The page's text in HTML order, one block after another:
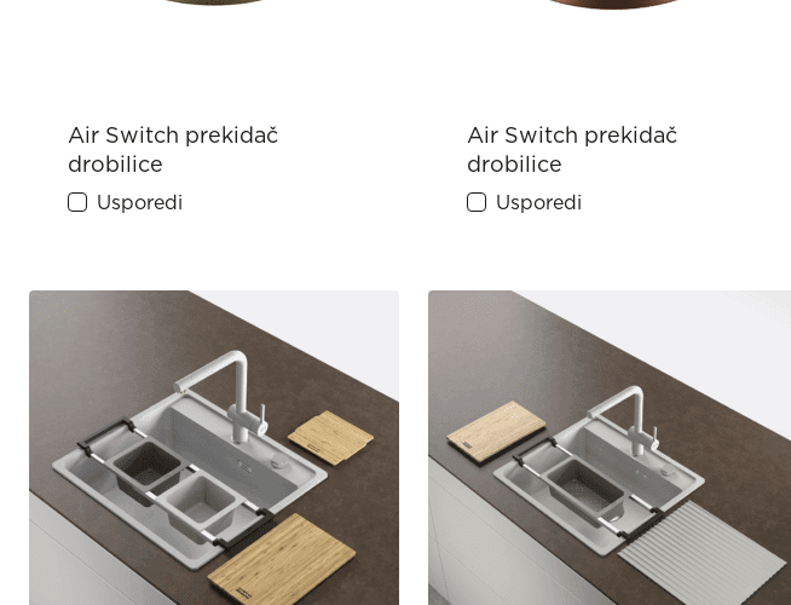
Air Switch prekidač
drobilice
Usporedi
Air Switch prekidač
drobilice
Usporedi